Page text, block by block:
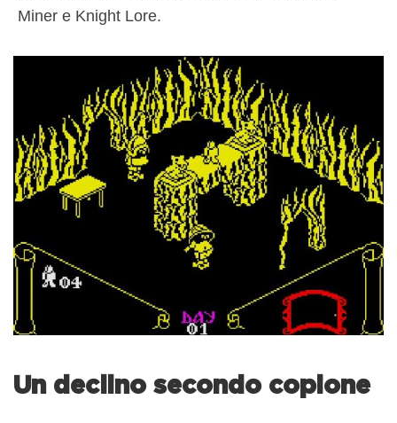
Miner e Knight Lore.
Un declino secondo copione